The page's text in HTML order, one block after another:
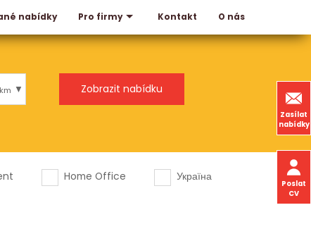
nabídky Pro firmy Kontakt O nás
Zasílat
nabídky
Poslat
CV
Home Office
Україна